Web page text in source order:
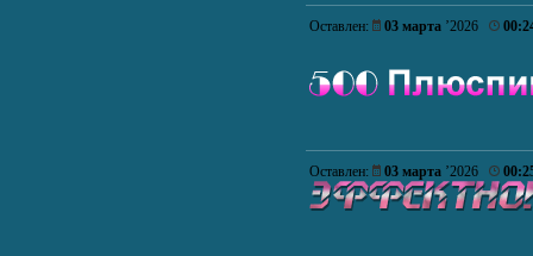
Оставлен: 03 марта ’2026
Оставлен: 03 марта ’2026